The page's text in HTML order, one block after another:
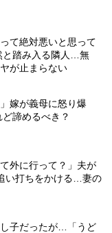
て絶対悪いと思って
と踏み入る隣人…無
が止まらない
嫁が義母に怒り爆
諦めるべき？
外に行って？」夫が
い打ちをかける…妻の
子だったが…「うど